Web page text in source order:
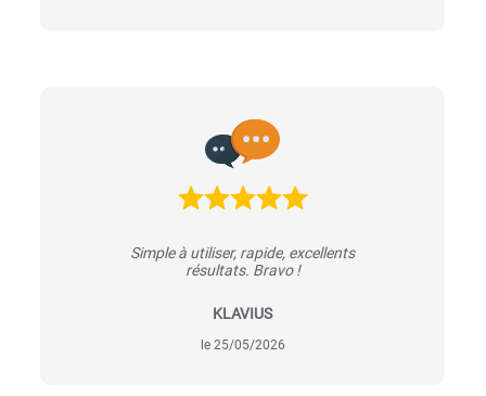
Simple à utiliser, rapide, excellents
résultats. Bravo !
KLAVIUS
le 25/05/2026